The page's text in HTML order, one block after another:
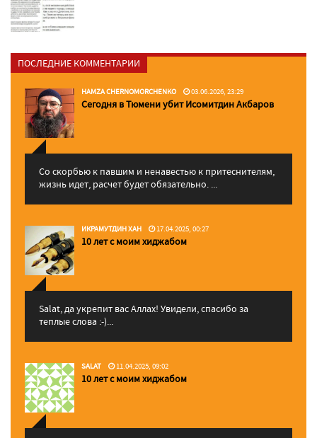
ПОСЛЕДНИЕ КОММЕНТАРИИ
HAMZA CHERNOMORCHENKO 03.06.2026, 23:29
Сегодня в Тюмени убит Исомитдин Акбаров
Со скорбью к павшим и ненавестью к притеснителям,
жизнь идет, расчет будет обязательно. ...
ИКРАМУТДИН ХАН 17.04.2025, 00:27
10 лет с моим хиджабом
Salat, да укрепит вас Аллаx! Увидели, спасибо за
теплые слова :-)...
SALAT 11.04.2025, 09:02
10 лет с моим хиджабом